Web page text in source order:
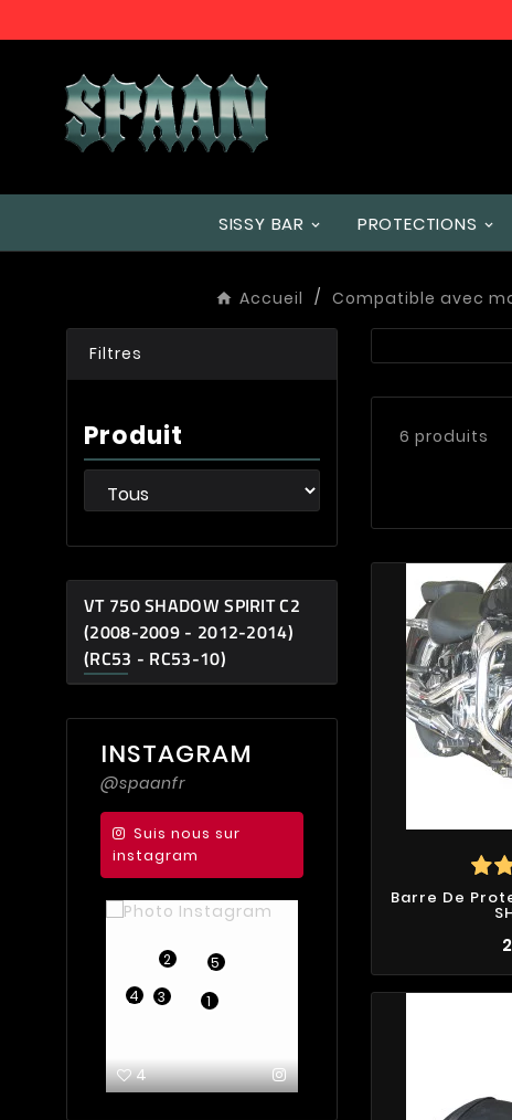
SISSY BAR PROTECTIONS
Accueil Compatible avec
Filtres
Produit
VT 750 SHADOW SPIRIT C2
(2008-2009 - 2012-2014)
(RC53 - RC53-10)
INSTAGRAM
@spaanfr
Suis nous sur
instagram
1
2
3
4
5
4
2
6 produits
Barre De